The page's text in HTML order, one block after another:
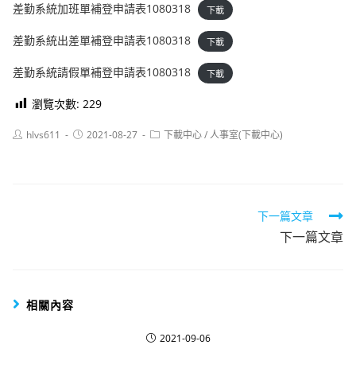
差勤系統加班單補登申請表1080318 下載
差勤系統出差單補登申請表1080318 下載
差勤系統請假單補登申請表1080318 下載
瀏覽次數: 229
Posthlvs611
Post2021-08-27
Post下載中心/人事室(下載中心)
下一篇文章
下一篇文章
相關內容
2021-09-06